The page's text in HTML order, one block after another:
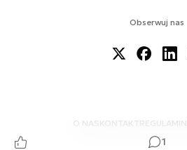
1
Obserwuj nas
O NAS KONTAKTREGULAMIN